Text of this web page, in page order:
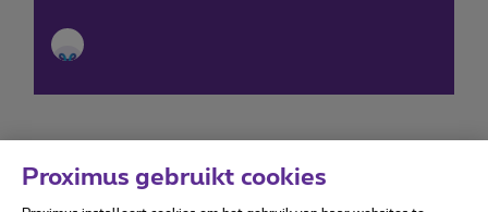
Proximus gebruikt cookies